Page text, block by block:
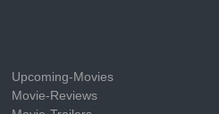
Upcoming-Movies
Movie-Reviews